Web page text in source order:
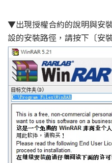
▼出現授權合約的說明與安
設的安裝路徑，請按下〔安